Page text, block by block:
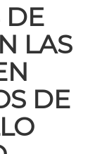
DE
LAS
DE